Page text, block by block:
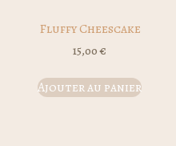
Fluffy Cheescake
15,00€
Ajouter au panier